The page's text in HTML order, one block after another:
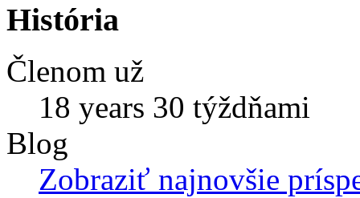
História
Členom už
18 years 30 týždňami
Blog
Zobraziť najnovšie